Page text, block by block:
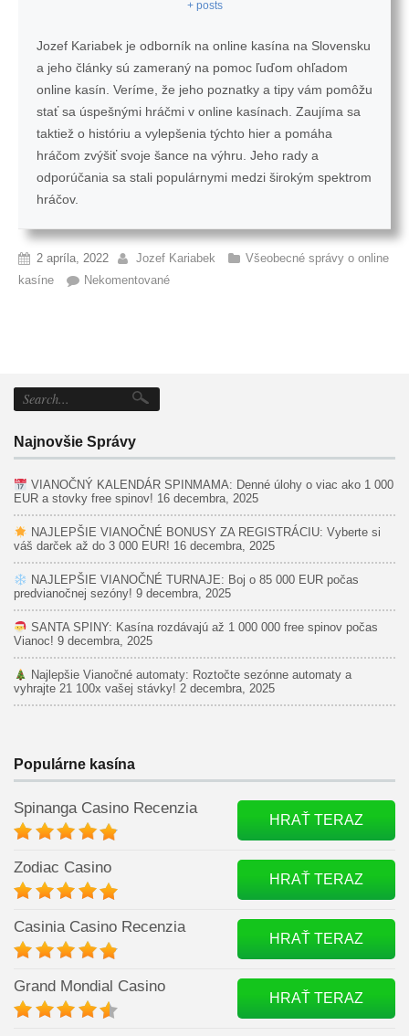
+ posts
Jozef Kariabek je odborník na online kasína na Slovensku
a jeho články sú zameraný na pomoc ľuďom ohľadom
online kasín. Veríme, že jeho poznatky a tipy vám pomôžu
stať sa úspešnými hráčmi v online kasínach. Zaujíma sa
taktiež o históriu a vylepšenia týchto hier a pomáha
hráčom zvýšiť svoje šance na výhru. Jeho rady a
odporúčania sa stali populárnymi medzi širokým spektrom
hráčov.
2 apríla, 2022 Jozef Kariabek
Všeobecné správy o online
kasíne
Nekomentované
Najnovšie Správy
VIANOČNÝ KALENDÁR SPINMAMA: Denné úlohy o viac ako 1 000
EUR a stovky free spinov! 16 decembra, 2025
NAJLEPŠIE VIANOČNÉ BONUSY ZA REGISTRÁCIU: Vyberte si
váš darček až do 3 000 EUR! 16 decembra, 2025
NAJLEPŠIE VIANOČNÉ TURNAJE: Boj o 85 000 EUR počas
predvianočnej sezóny! 9 decembra, 2025
SANTA SPINY: Kasína rozdávajú až 1 000 000 free spinov počas
Vianoc! 9 decembra, 2025
Najlepšie Vianočné automaty: Roztočte sezónne automaty a
vyhrajte 21 100x vašej stávky! 2 decembra, 2025
Populárne kasína
Spinanga Casino Recenzia
HRAŤ TERAZ
Zodiac Casino
HRAŤ TERAZ
Casinia Casino Recenzia
HRAŤ TERAZ
Grand Mondial Casino
HRAŤ TERAZ